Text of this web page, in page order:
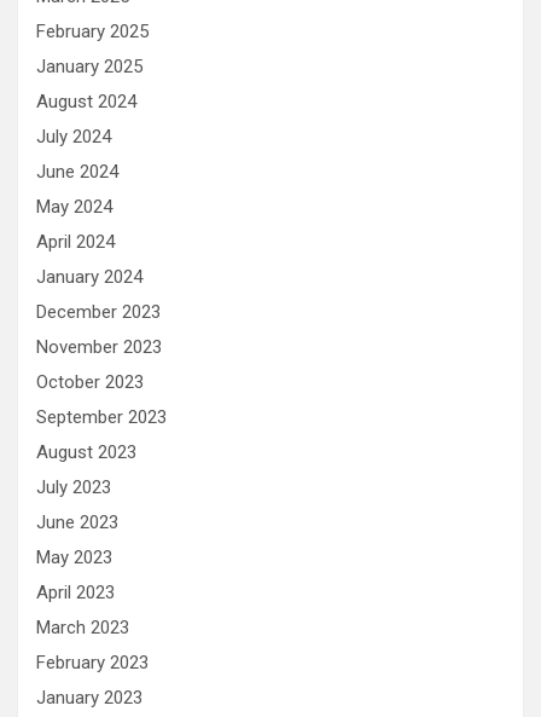
February 2025
January 2025
August 2024
July 2024
June 2024
May 2024
April 2024
January 2024
December 2023
November 2023
October 2023
September 2023
August 2023
July 2023
June 2023
May 2023
April 2023
March 2023
February 2023
January 2023